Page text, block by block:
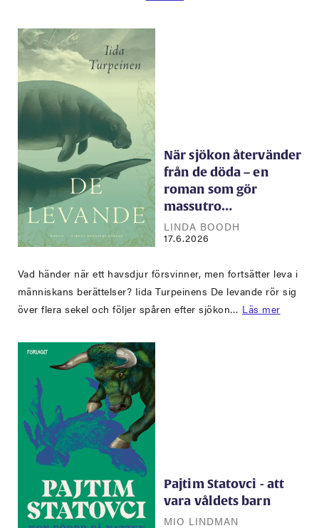
När sjökon återvänder
från de döda – en
roman som gör
massutro…
LINDA BOODH
17.6.2026
Vad händer när ett havsdjur försvinner, men fortsätter leva i
människans berättelser? Iida Turpeinens De levande rör sig
över flera sekel och följer spåren efter sjökon… Läs mer
Pajtim Statovci - att
vara våldets barn
MIO LINDMAN